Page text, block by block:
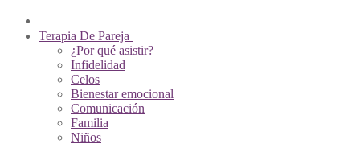
Terapia De Pareja
¿Por qué asistir?
Infidelidad
Celos
Bienestar emocional
Comunicación
Familia
Niños